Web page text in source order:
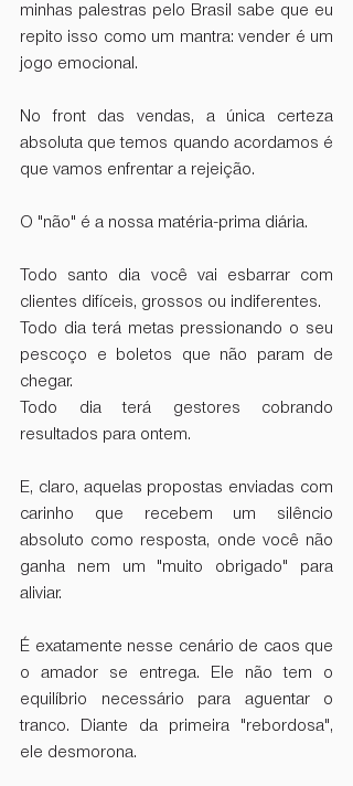
minhas palestras pelo Brasil sabe que eu
repito isso como um mantra: vender é um
jogo emocional.
No front das vendas, a única certeza
absoluta que temos quando acordamos é
que vamos enfrentar a rejeição.
O "não" é a nossa matéria-prima diária.
Todo santo dia você vai esbarrar com
clientes difíceis, grossos ou indiferentes.
Todo dia terá metas pressionando o seu
pescoço e boletos que não param de
chegar.
Todo dia terá gestores cobrando
resultados para ontem.
E, claro, aquelas propostas enviadas com
carinho que recebem um silêncio
absoluto como resposta, onde você não
ganha nem um "muito obrigado" para
aliviar.
É exatamente nesse cenário de caos que
o amador se entrega. Ele não tem o
equilíbrio necessário para aguentar o
tranco. Diante da primeira "rebordosa",
ele desmorona.